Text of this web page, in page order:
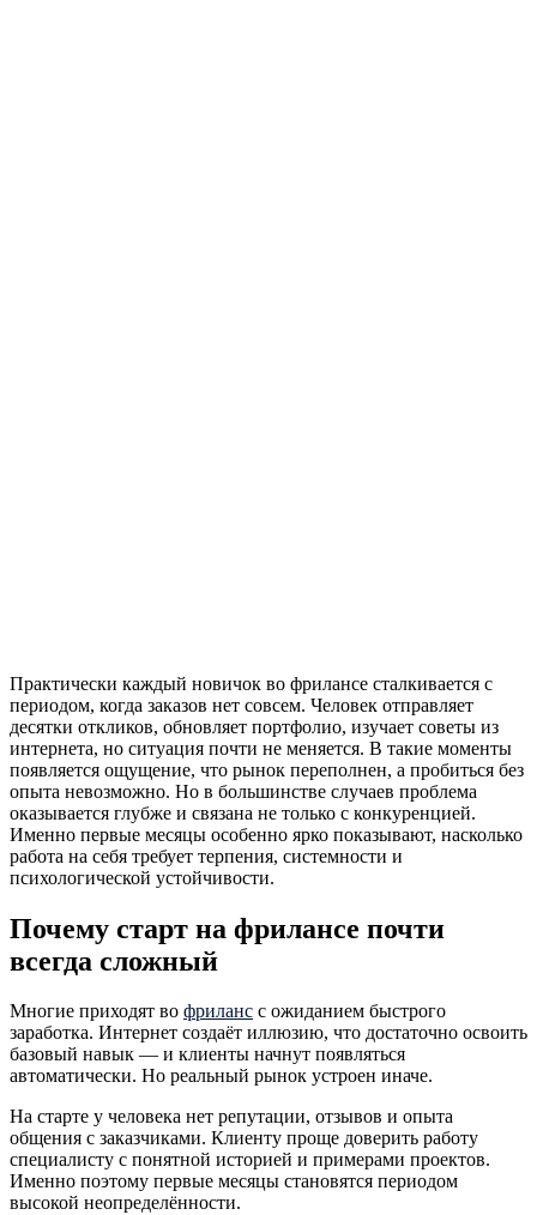
Практически каждый новичок во фрилансе сталкивается с
периодом, когда заказов нет совсем. Человек отправляет
десятки откликов, обновляет портфолио, изучает советы из
интернета, но ситуация почти не меняется. В такие моменты
появляется ощущение, что рынок переполнен, а пробиться без
опыта невозможно. Но в большинстве случаев проблема
оказывается глубже и связана не только с конкуренцией.
Именно первые месяцы особенно ярко показывают, насколько
работа на себя требует терпения, системности и
психологической устойчивости.
Почему старт на фрилансе почти
всегда сложный
Многие приходят во фриланс с ожиданием быстрого
заработка. Интернет создаёт иллюзию, что достаточно освоить
базовый навык — и клиенты начнут появляться
автоматически. Но реальный рынок устроен иначе.
На старте у человека нет репутации, отзывов и опыта
общения с заказчиками. Клиенту проще доверить работу
специалисту с понятной историей и примерами проектов.
Именно поэтому первые месяцы становятся периодом
высокой неопределённости.